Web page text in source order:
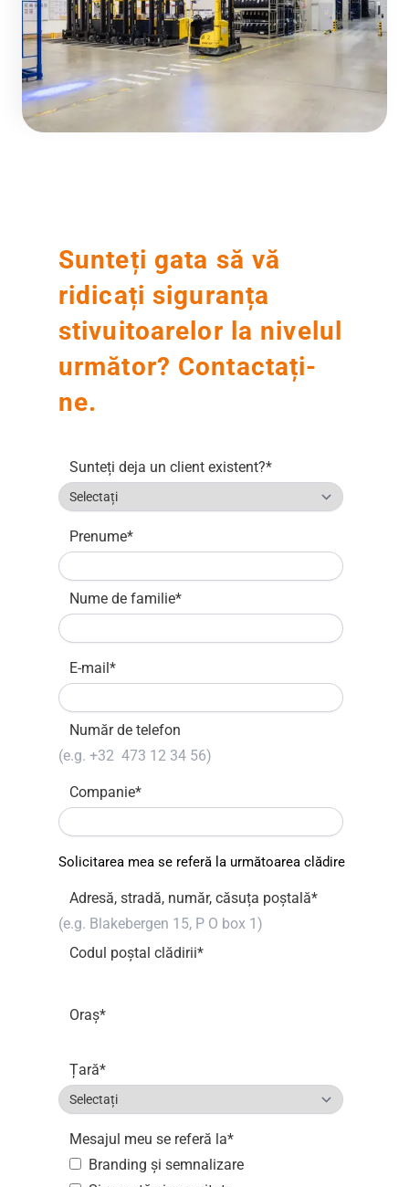
Sunteți gata să vă
ridicați siguranța
stivuitoarelor la nivelul
următor? Contactați-
ne.
Sunteți deja un client existent?*
Prenume*
Nume de familie*
E-mail *
Număr de telefon
Companie*
Solicitarea mea se referă la următoarea clădire
Adresă, stradă, număr, căsuța poștală*
Codul poștal clădirii*
Oraș*
Țară*
Mesajul meu se referă la*
Branding și semnalizare